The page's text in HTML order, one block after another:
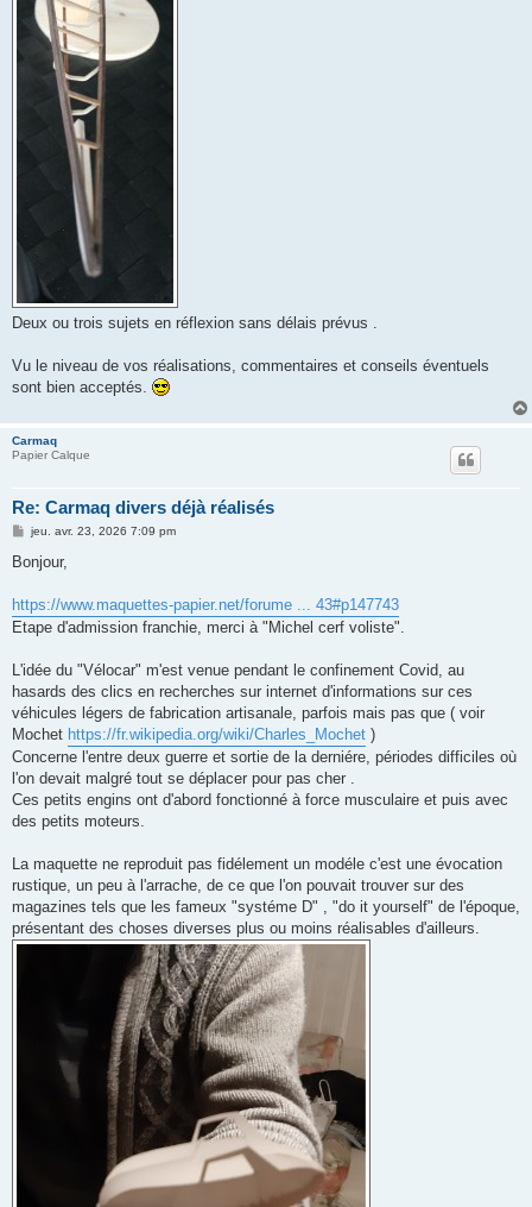
Deux ou trois sujets en réflexion sans délais prévus .
Vu le niveau de vos réalisations, commentaires et conseils éventuels
sont bien acceptés.
Carmaq
Papier Calque
Re: Carmaq divers déjà réalisés
M
s
g
e
jeu. avr. 23, 2026 7:09 pm
Bonjour,
https://www.maquettes-papier.net/forume ... 43#p147743
Etape d'admission franchie, merci à "Michel cerf voliste".
L'idée du "Vélocar" m'est venue pendant le confinement Covid, au
hasards des clics en recherches sur internet d'informations sur ces
véhicules légers de fabrication artisanale, parfois mais pas que ( voir
Mochet https://fr.wikipedia.org/wiki/Charles_Mochet )
Concerne l'entre deux guerre et sortie de la derniére, périodes difficiles où
l'on devait malgré tout se déplacer pour pas cher .
Ces petits engins ont d'abord fonctionné à force musculaire et puis avec
des petits moteurs.
La maquette ne reproduit pas fidélement un modéle c'est une évocation
rustique, un peu à l'arrache, de ce que l'on pouvait trouver sur des
magazines tels que les fameux "systéme D" , "do it yourself" de l'époque,
présentant des choses diverses plus ou moins réalisables d'ailleurs.